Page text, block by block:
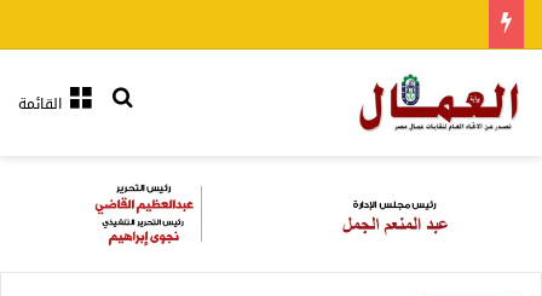
القائمةبحث عن